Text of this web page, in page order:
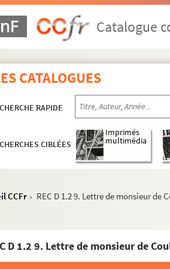
Catalogue
CATALOGUES
RAPIDE
CIBLÉES
Imprimés
multimédia
CCFr > REC D 1.2 9. Lettre de monsieur de
D 1.2 9. Lettre de monsieur de